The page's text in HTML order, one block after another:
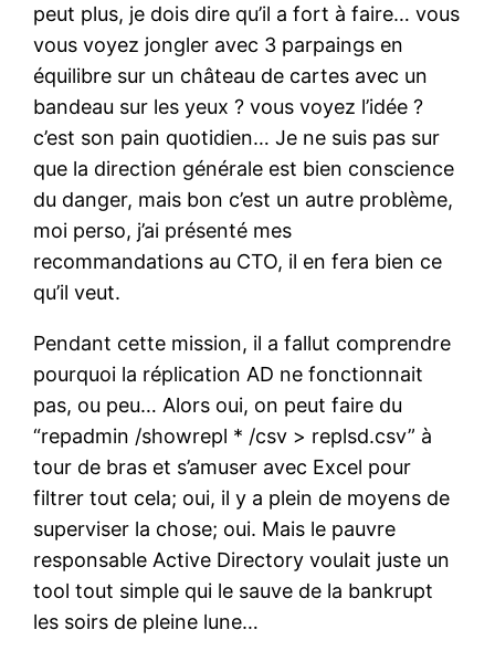
peut plus, je dois dire qu’il a fort à faire… vous
vous voyez jongler avec 3 parpaings en
équilibre sur un château de cartes avec un
bandeau sur les yeux ? vous voyez l’idée ?
c’est son pain quotidien… Je ne suis pas sur
que la direction générale est bien conscience
du danger, mais bon c’est un autre problème,
moi perso, j’ai présenté mes
recommandations au CTO, il en fera bien ce
qu’il veut.
Pendant cette mission, il a fallut comprendre
pourquoi la réplication AD ne fonctionnait
pas, ou peu… Alors oui, on peut faire du
“repadmin /showrepl * /csv > replsd.csv” à
tour de bras et s’amuser avec Excel pour
filtrer tout cela; oui, il y a plein de moyens de
superviser la chose; oui. Mais le pauvre
responsable Active Directory voulait juste un
tool tout simple qui le sauve de la bankrupt
les soirs de pleine lune…